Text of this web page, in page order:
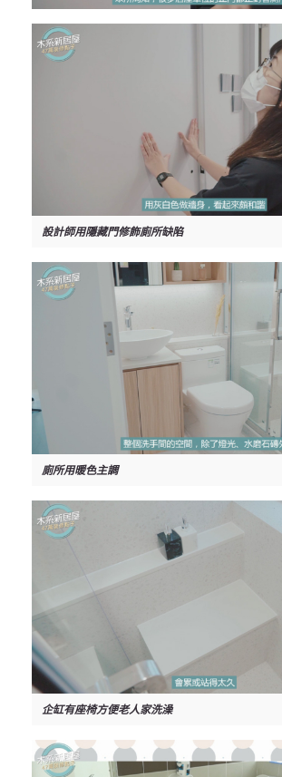
設計師用隱藏門修飾廁所缺陷
廁所用暖色主調
企缸有座椅方便老人家洗澡